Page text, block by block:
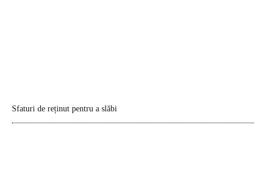
Sfaturi de reținut pentru a slăbi